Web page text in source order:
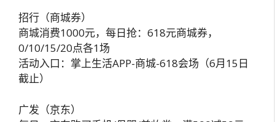
招行（商城券）
商城消费1000元，每日抢：618元商城券，
0/10/15/20点各1场
活动入口：掌上生活APP-商城-618会场（6月15日
截止）
广发（京东）